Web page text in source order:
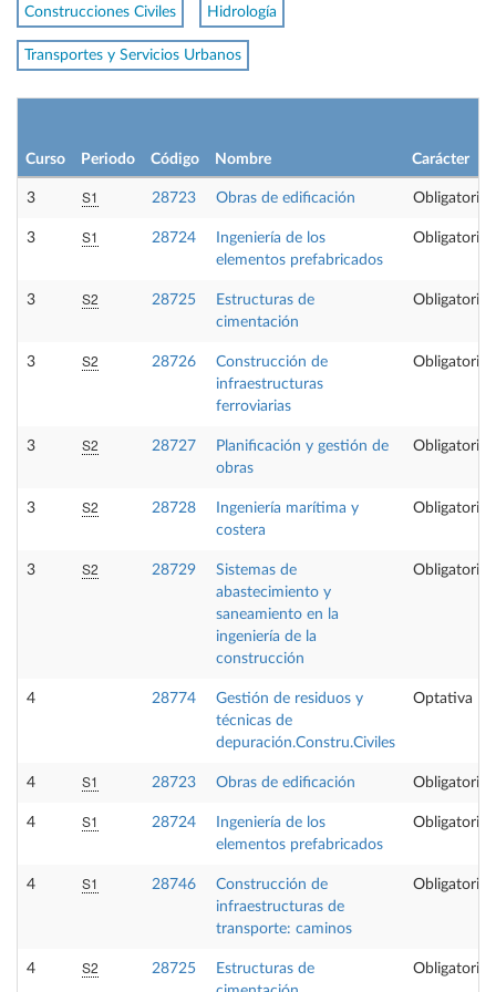
Construcciones Civiles Hidrología
Transportes y Servicios Urbanos
Curso Periodo Código Nombre Carácter
3 S1 28723 Obras de edificación Obligatoria
3 S1 28724
Ingeniería de los
elementos prefabricados
Obligatoria
3 S2 28725
Estructuras de
cimentación
Obligatoria
3 S2 28726
Construcción de
infraestructuras
ferroviarias
Obligatoria
3 S2 28727
Planificación y gestión de
obras
Obligatoria
3 S2 28728
Ingeniería marítima y
costera
Obligatoria
3 S2 28729
Sistemas de
abastecimiento y
saneamiento en la
ingeniería de la
construcción
Obligatoria
4 28774
Gestión de residuos y
técnicas de
depuración.Constru.Civiles
Optativa
4 S1 28723 Obras de edificación Obligatoria
4 S1 28724
Ingeniería de los
elementos prefabricados
Obligatoria
4 S1 28746
Construcción de
infraestructuras de
transporte: caminos
Obligatoria
4 S2 28725
Estructuras de
Obligatoria